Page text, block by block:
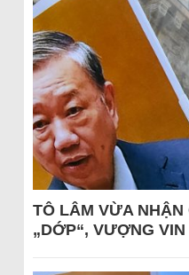
TÔ LÂM VỪA
„DỚP“, VƯỢNG